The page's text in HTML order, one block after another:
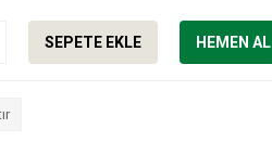
SEPETE EKLE HEMEN AL